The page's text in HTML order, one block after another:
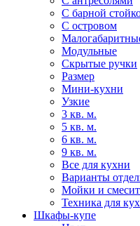
С барной
С островом
Модульные
Скрытые ручки
Размер
Мини-кухни
Узкие
3 кв. м.
5 кв. м.
6 кв. м.
9 кв. м.
Все для кухни
Варианты
Мойки и
Техника для
Шкафы-купе